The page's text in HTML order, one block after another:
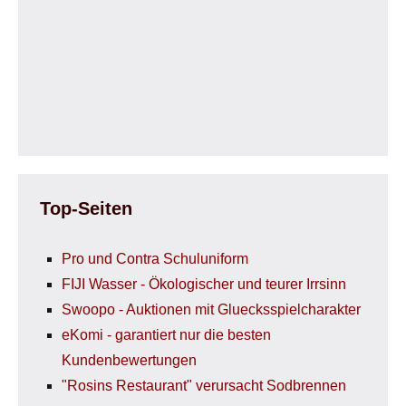
Top-Seiten
Pro und Contra Schuluniform
FIJI Wasser - Ökologischer und teurer Irrsinn
Swoopo - Auktionen mit Gluecksspielcharakter
eKomi - garantiert nur die besten
Kundenbewertungen
"Rosins Restaurant" verursacht Sodbrennen